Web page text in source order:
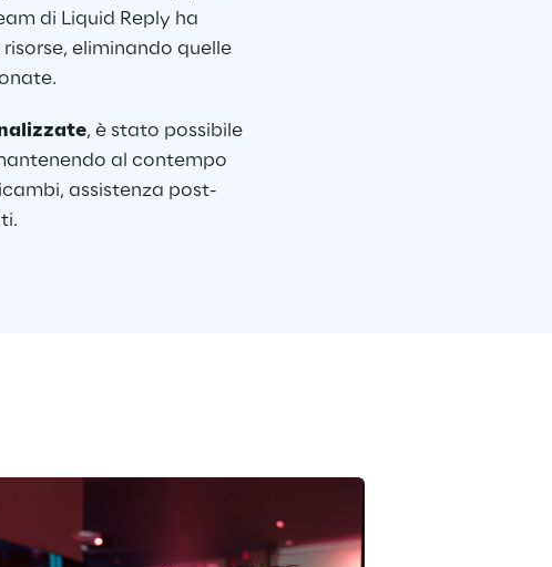
di Liquid Reply ha
eliminando quelle
, è stato possibile
al contempo
assistenza post-